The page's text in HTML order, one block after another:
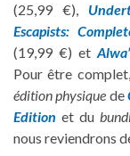
(25,99 €),
Escapists:
(19,99 €) et
Pour être
édition physique de
Edition et du
nous reviendrons